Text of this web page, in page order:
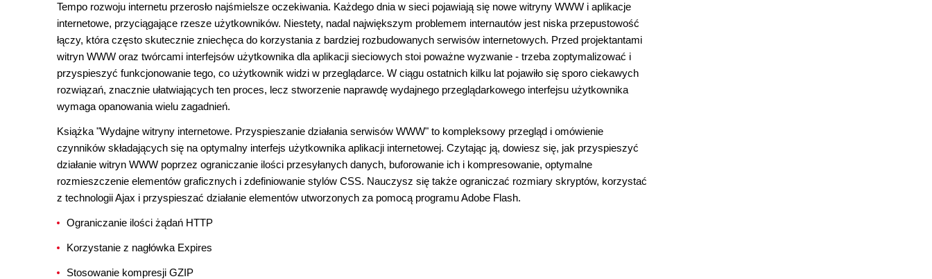
Tempo rozwoju internetu przerosło najśmielsze oczekiwania. Każdego dnia w sieci pojawiają się nowe witryny WWW i aplikacje
internetowe, przyciągające rzesze użytkowników. Niestety, nadal największym problemem internautów jest niska przepustowość
łączy, która często skutecznie zniechęca do korzystania z bardziej rozbudowanych serwisów internetowych. Przed projektantami
witryn WWW oraz twórcami interfejsów użytkownika dla aplikacji sieciowych stoi poważne wyzwanie - trzeba zoptymalizować i
przyspieszyć funkcjonowanie tego, co użytkownik widzi w przeglądarce. W ciągu ostatnich kilku lat pojawiło się sporo ciekawych
rozwiązań, znacznie ułatwiających ten proces, lecz stworzenie naprawdę wydajnego przeglądarkowego interfejsu użytkownika
wymaga opanowania wielu zagadnień.
Książka "Wydajne witryny internetowe. Przyspieszanie działania serwisów WWW" to kompleksowy przegląd i omówienie
czynników składających się na optymalny interfejs użytkownika aplikacji internetowej. Czytając ją, dowiesz się, jak przyspieszyć
działanie witryn WWW poprzez ograniczanie ilości przesyłanych danych, buforowanie ich i kompresowanie, optymalne
rozmieszczenie elementów graficznych i zdefiniowanie stylów CSS. Nauczysz się także ograniczać rozmiary skryptów, korzystać
z technologii Ajax i przyspieszać działanie elementów utworzonych za pomocą programu Adobe Flash.
Ograniczanie ilości żądań HTTP
Korzystanie z nagłówka Expires
Stosowanie kompresji GZIP